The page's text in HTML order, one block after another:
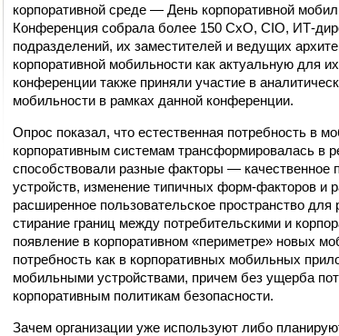
корпоративной среде — День корпоративной
Конференция собрала бо­лее 150 CxO, CIO, ИТ-
подразделений, их заместителей и ведущих
корпоративной мобильности как актуальную для
конференции также приняли участие в
мобильности в рамках данной конференции.
Опрос показал, что естественная потребность в
корпоративным системам трансформировалась в
способствовали разные факторы —
устройств, изменение типичных форм-факторов и
расширенное пользовательское пространство
стирание границ между потребительскими и
появление в корпоративном «периметре» новых
потребность как в корпоративных мобильных
мобильными устройствами, причем без ущерба
корпоративным политикам безопасности.
Зачем организации уже используют либо